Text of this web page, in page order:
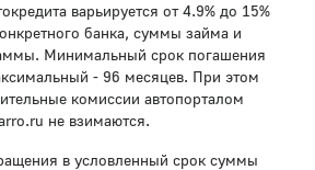
варьируется от 4.9% до 15%
банка, суммы займа и
Минимальный срок погашения
- 96 месяцев. При этом
комиссии автопорталом
не взимаются.
в условленный срок суммы